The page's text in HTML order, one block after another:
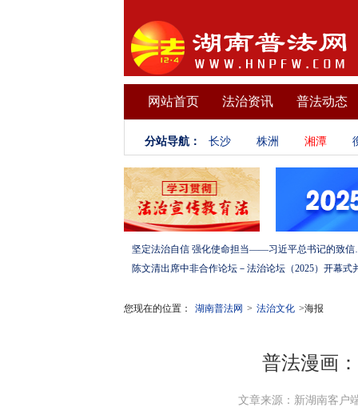
网站首页 法治资讯 普法动态
分站导航： 长沙 株洲 湘潭
坚定法治自信 强化使
您现在的位置： 湖南普法网 > 法治文化 >海报
普法漫画
文章来源：新湖南客